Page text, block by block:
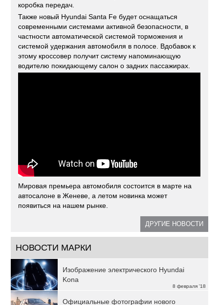
коробка передач.
Также новый Hyundai Santa Fe будет оснащаться
современными системами активной безопасности, в
частности автоматической системой торможения и
системой удержания автомобиля в полосе. Вдобавок к
этому кроссовер получит систему напоминающую
водителю покидающему салон о задних пассажирах.
Мировая премьера автомобиля состоится в марте на
автосалоне в Женеве, а летом новинка может
появиться на нашем рынке.
ДРУГИЕ НОВОСТИ
НОВОСТИ МАРКИ
8 февраля '18
Изображение электрического Hyundai
Kona
Официальные фотографии нового